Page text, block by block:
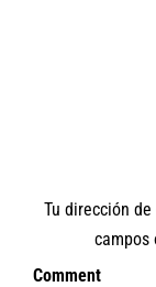
Tu dirección
campos
Comment